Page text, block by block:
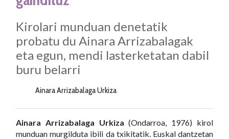
Kirolari munduan denetatik
probatu du Ainara Arrizabalagak
eta egun, mendi lasterketatan dabil
buru belarri
Ainara Arrizabalaga Urkiza
Ainara Arrizabalaga Urkiza (Ondarroa, 1976) kirol
munduan murgilduta ibili da txikitatik. Euskal dantzetan